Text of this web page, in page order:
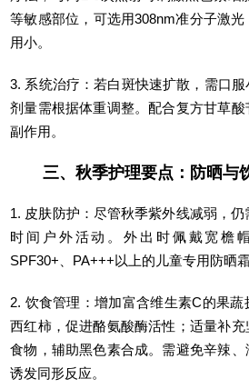
等敏感部位，可选用308nm准分子激
用小。
3. 系统治疗：若白斑快速扩散，需口服
剂量需根据体重调整。配合复方甘草
副作用。
三、秋季护理要点：防晒与
1. 皮肤防护：尽管秋季紫外线减弱，仍
时间户外活动。外出时佩戴宽檐
SPF30+、PA+++以上的儿童专用防晒霜
2. 饮食管理：增加富含维生素C的果蔬
西红柿，促进酪氨酸酶活性；适量补
食物，辅助黑色素合成。需避免辛辣
诱发同形反应。